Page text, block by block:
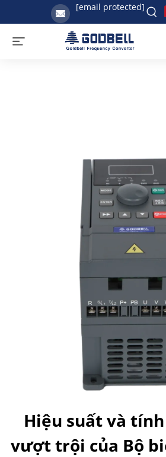
[email protected]
Hiệu suất và
vượt trội của Bộ